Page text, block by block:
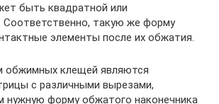
быть квадратной или
Соответственно, такую же форму
элементы после их обжатия.
обжимных клещей являются
с различными вырезами,
нужную форму обжатого наконечника